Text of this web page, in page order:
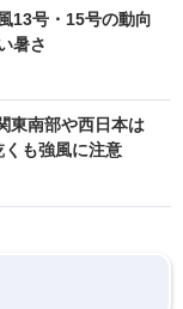
13号・15号の動向
暑さ
南部や西日本は
も強風に注意